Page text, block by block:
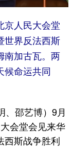
人民大会堂
世界反法西斯
南加古瓦。两
候命运共同
邵艺博）9月
会堂会见来华
西斯战争胜利